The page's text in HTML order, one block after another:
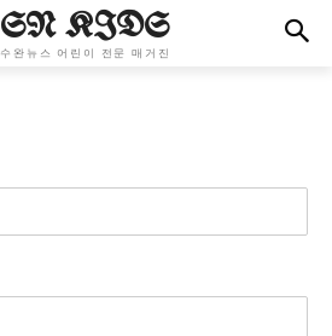
SN KIDS
수완뉴스 어린이 전문 매거진